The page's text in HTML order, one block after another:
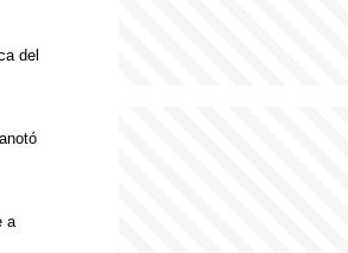
del
a